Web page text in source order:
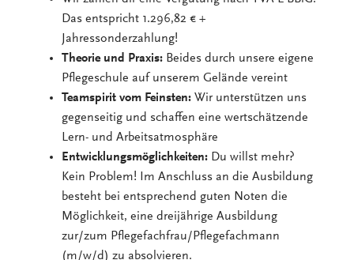
Das entspricht 1.296,82 € +
Jahressonderzahlung!
Theorie und Praxis: Beides durch unsere eigene
Pflegeschule auf unserem Gelände vereint
Teamspirit vom Feinsten: Wir unterstützen uns
gegenseitig und schaffen eine wertschätzende
Lern- und Arbeitsatmosphäre
Entwicklungsmöglichkeiten: Du willst mehr?
Kein Problem! Im Anschluss an die Ausbildung
besteht bei entsprechend guten Noten die
Möglichkeit, eine dreijährige Ausbildung
zur/zum Pflegefachfrau/Pflegefachmann
(m/w/d) zu absolvieren.